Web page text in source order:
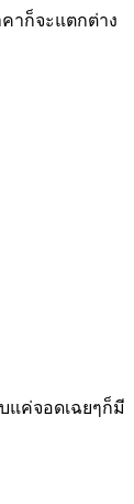
คาก็จะแตกต่าง
แค่จอดเฉยๆก็มี